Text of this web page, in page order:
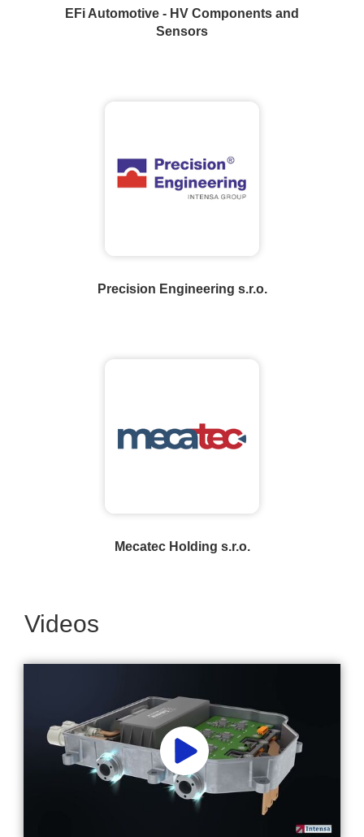
EFi Automotive - HV Components and
Sensors
Precision Engineering s.r.o.
Mecatec Holding s.r.o.
Videos